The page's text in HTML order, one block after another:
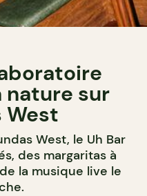
nature sur
West
West, le Uh Bar
des margaritas à
la musique live le